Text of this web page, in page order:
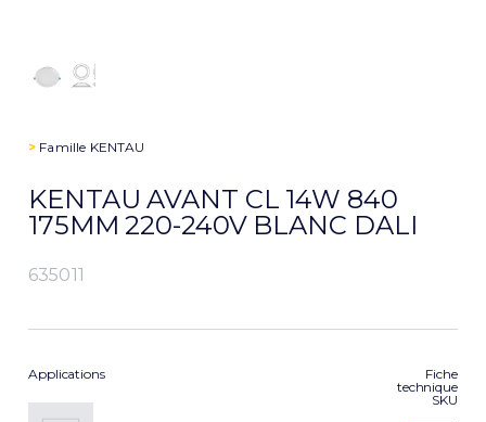
> Famille KENTAU
KENTAU AVANT CL 14W 840
175MM 220-240V BLANC DALI
635011
Applications
Fiche
technique
SKU